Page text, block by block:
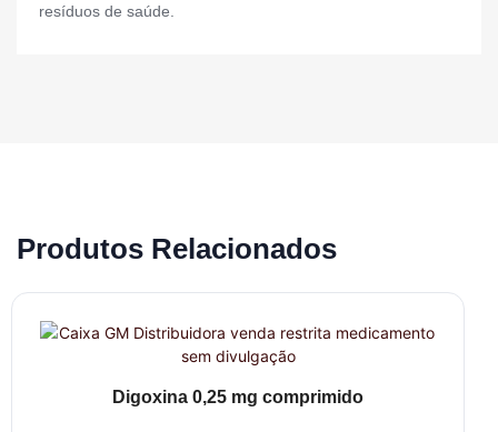
resíduos de saúde.
Produtos Relacionados
Digoxina 0,25 mg comprimido